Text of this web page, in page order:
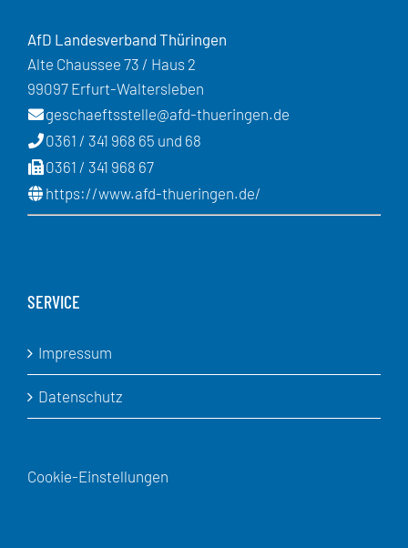
AfD Landesverband Thüringen
Alte Chaussee 73 / Haus 2
99097 Erfurt-Waltersleben
geschaeftsstelle@afd-thueringen.de
0361 / 341 968 65 und 68
0361 / 341 968 67
https://www.afd-thueringen.de/
SERVICE
Impressum
Datenschutz
Cookie-Einstellungen